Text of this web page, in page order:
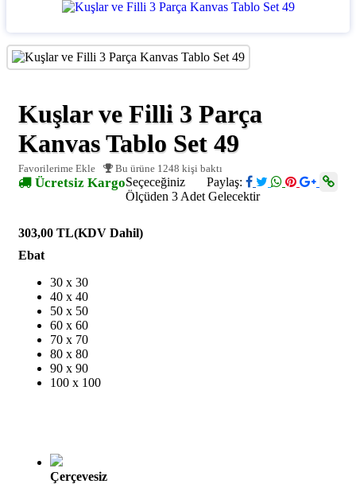
Kuşlar ve Filli 3 Parça
Kanvas Tablo Set 49
Favorilerime Ekle Bu ürüne 1248 kişi baktı
Ücretsiz Kargo Paylaş:
Seçeceğiniz
Ölçüden 3 Adet Gelecektir
303,00 TL(KDV Dahil)
Ebat
30 x 30
40 x 40
50 x 50
60 x 60
70 x 70
80 x 80
90 x 90
100 x 100
Çerçevesiz